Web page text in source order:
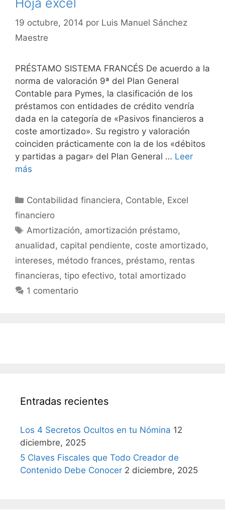
Hoja excel
19 octubre, 2014 por Luis Manuel Sánchez
Maestre
PRÉSTAMO SISTEMA FRANCÉS De acuerdo a la
norma de valoración 9ª del Plan General
Contable para Pymes, la clasificación de los
préstamos con entidades de crédito vendría
dada en la categoría de «Pasivos financieros a
coste amortizado». Su registro y valoración
coinciden prácticamente con la de los «débitos
y partidas a pagar» del Plan General … Leer
más
Categorías
Contabilidad financiera, Contable, Excel
financiero
Etiquetas
Amortización, amortización préstamo,
anualidad , capital pendiente, coste amortizado,
intereses, método frances, préstamo, rentas
financieras, tipo efectivo, total amortizado
1 comentario
Entradas recientes
Los 4 Secretos Ocultos en tu Nómina 12
diciembre, 2025
5 Claves Fiscales que Todo Creador de
Contenido Debe Conocer 2 diciembre, 2025